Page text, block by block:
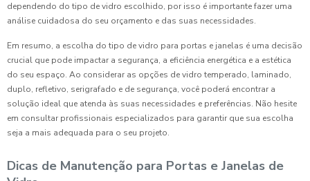
dependendo do tipo de vidro escolhido, por isso é importante fazer uma
análise cuidadosa do seu orçamento e das suas necessidades.
Em resumo, a escolha do tipo de vidro para portas e janelas é uma decisão
crucial que pode impactar a segurança, a eficiência energética e a estética
do seu espaço. Ao considerar as opções de vidro temperado, laminado,
duplo, refletivo, serigrafado e de segurança, você poderá encontrar a
solução ideal que atenda às suas necessidades e preferências. Não hesite
em consultar profissionais especializados para garantir que sua escolha
seja a mais adequada para o seu projeto.
Dicas de Manutenção para Portas e Janelas de